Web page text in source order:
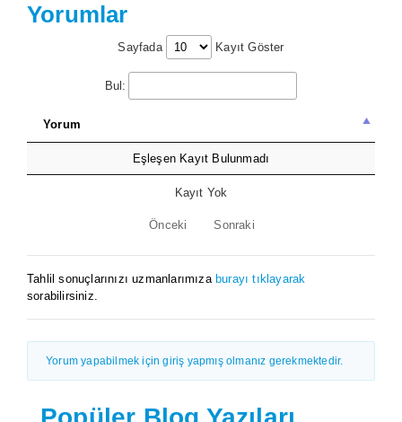
Yorumlar
Sayfada Kayıt Göster
Bul:
Yorum
Eşleşen Kayıt Bulunmadı
Kayıt Yok
Önceki Sonraki
Tahlil sonuçlarınızı uzmanlarımıza burayı tıklayarak
sorabilirsiniz.
Yorum yapabilmek için giriş yapmış olmanız gerekmektedir.